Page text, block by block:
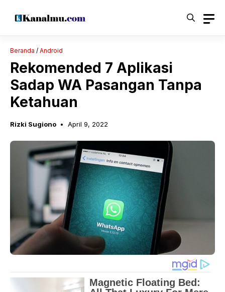
Beranda / Android
Rekomended 7 Aplikasi
Sadap WA Pasangan Tanpa
Ketahuan
Rizki Sugiono April 9, 2022